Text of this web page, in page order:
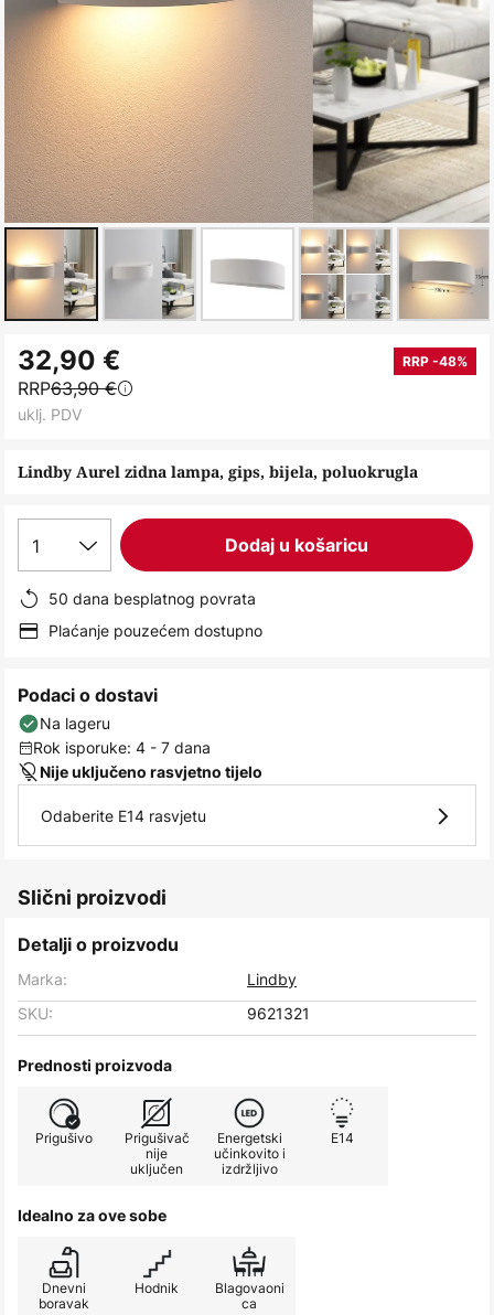
to
the
beginning
the
Lindby Aurel zidna lampa, gips, bijela, poluokrugla
32,90 € RRP -48%
RRP63,90 €
uklj. PDV
1 Dodaj u košaricu
50 dana besplatnog povrata
Plaćanje pouzećem dostupno
Podaci o dostavi
Na lageru
Rok isporuke: 4 - 7 dana
Nije uključeno rasvjetno tijelo
Odaberite E14 rasvjetu
Slični proizvodi
Detalji o proizvodu
Marka:
Lindby
SKU:
9621321
Prednosti proizvoda
Prigušivo
Prigušivač
nije
uključen
Energetski
učinkovito i
izdržljivo
E14
Idealno za ove sobe
Dnevni
boravak
Hodnik
Blagovaoni
ca